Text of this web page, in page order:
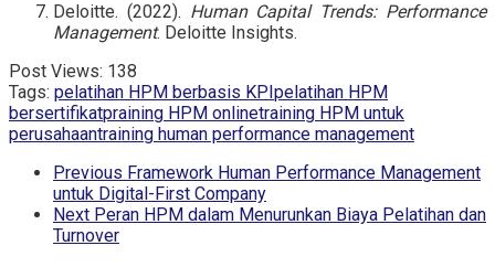
Deloitte. (2022). Human Capital Trends: Performance
Management. Deloitte Insights.
Post Views: 138
Tags: pelatihan HPM berbasis KPIpelatihan HPM
bersertifikatpraining HPM onlinetraining HPM untuk
perusahaantraining human performance management
Previous Framework Human Performance Management
untuk Digital-First Company
Next Peran HPM dalam Menurunkan Biaya Pelatihan dan
Turnover